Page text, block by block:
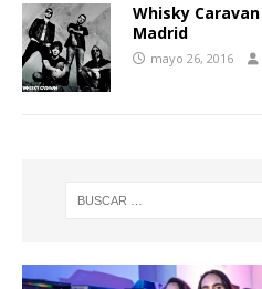
Whisky
Madrid
mayo 26, 2016